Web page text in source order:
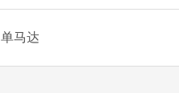
单马达